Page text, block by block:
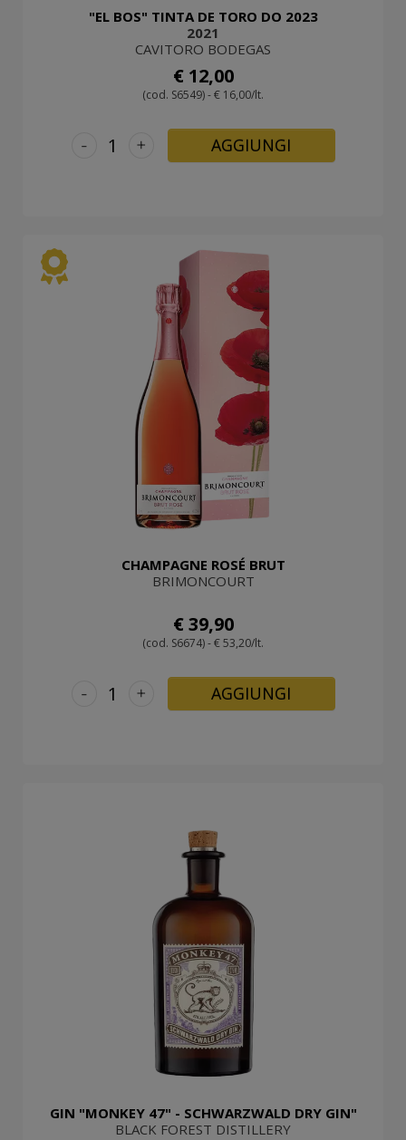
"EL BOS" TINTA DE TORO DO 2023
2021
CAVITORO BODEGAS
€ 12,00
(cod. S6549) - € 16,00/lt.
+
- AGGIUNGI
CHAMPAGNE ROSÉ BRUT
BRIMONCOURT
€ 39,90
(cod. S6674) - € 53,20/lt.
+
- AGGIUNGI
GIN "MONKEY 47" - SCHWARZWALD DRY GIN"
BLACK FOREST DISTILLERY